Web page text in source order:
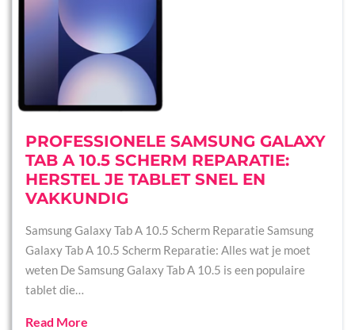
PROFESSIONELE SAMSUNG GALAXY
TAB A 10.5 SCHERM REPARATIE:
HERSTEL JE TABLET SNEL EN
VAKKUNDIG
Samsung Galaxy Tab A 10.5 Scherm Reparatie Samsung
Galaxy Tab A 10.5 Scherm Reparatie: Alles wat je moet
weten De Samsung Galaxy Tab A 10.5 is een populaire
tablet die…
Read More